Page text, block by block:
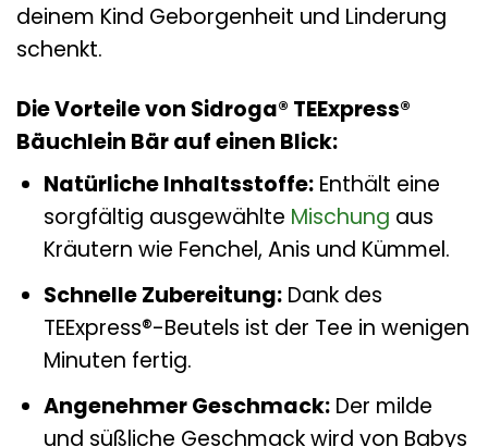
deinem Kind Geborgenheit und Linderung
schenkt.
Die Vorteile von Sidroga® TEExpress®
Bäuchlein Bär auf einen Blick:
Natürliche Inhaltsstoffe:Enthält eine
sorgfältig ausgewählte Mischung aus
Kräutern wie Fenchel, Anis und Kümmel.
Schnelle Zubereitung:Dank des
TEExpress®-Beutels ist der Tee in wenigen
Minuten fertig.
Angenehmer Geschmack:Der milde
und süßliche Geschmack wird von Babys